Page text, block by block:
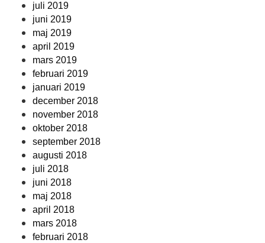
juli 2019
juni 2019
maj 2019
april 2019
mars 2019
februari 2019
januari 2019
december 2018
november 2018
oktober 2018
september 2018
augusti 2018
juli 2018
juni 2018
maj 2018
april 2018
mars 2018
februari 2018